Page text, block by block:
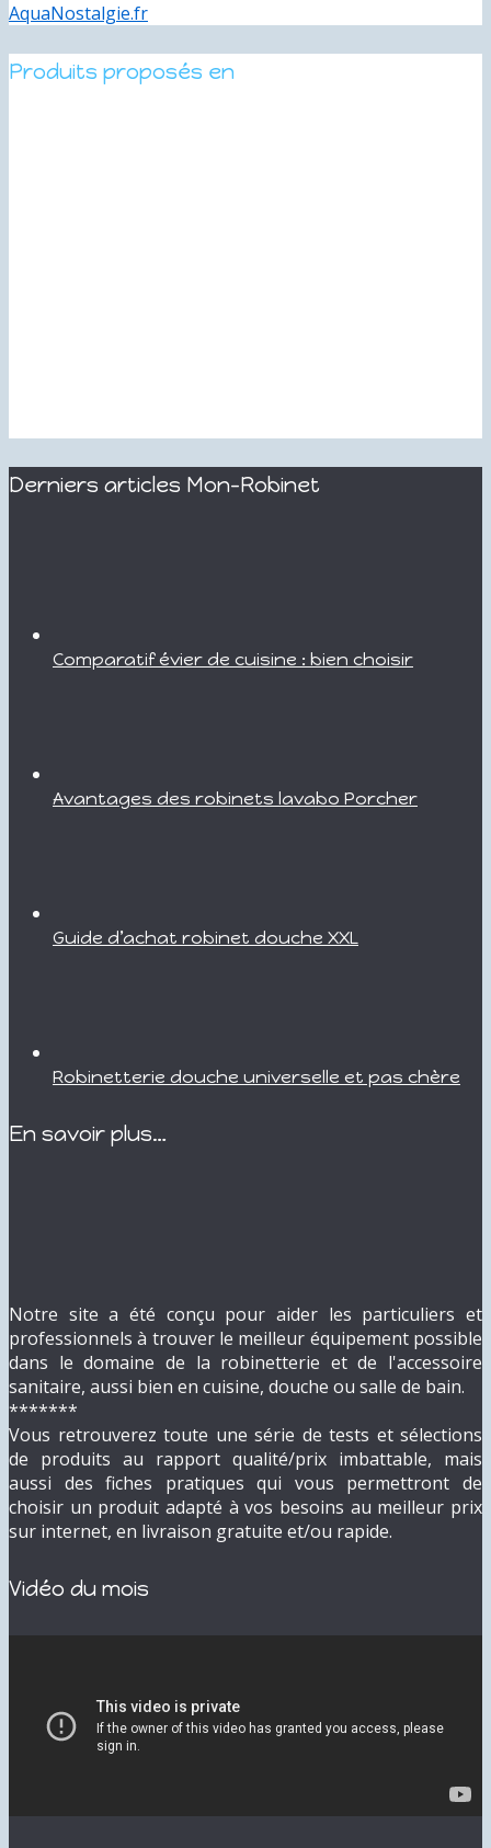
AquaNostalgie.fr
Produits proposés en
Derniers articles Mon-Robinet
Comparatif évier de cuisine : bien choisir
Avantages des robinets lavabo Porcher
Guide d’achat robinet douche XXL
Robinetterie douche universelle et pas chère
En savoir plus…
Notre site a été conçu pour aider les particuliers et
professionnels à trouver le meilleur équipement possible
dans le domaine de la robinetterie et de l'accessoire
sanitaire, aussi bien en cuisine, douche ou salle de bain.
*******
Vous retrouverez toute une série de tests et sélections
de produits au rapport qualité/prix imbattable, mais
aussi des fiches pratiques qui vous permettront de
choisir un produit adapté à vos besoins au meilleur prix
sur internet, en livraison gratuite et/ou rapide.
Vidéo du mois